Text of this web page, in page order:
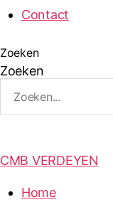
Contact
Zoeken
Zoeken
CMB VERDEYEN
Home